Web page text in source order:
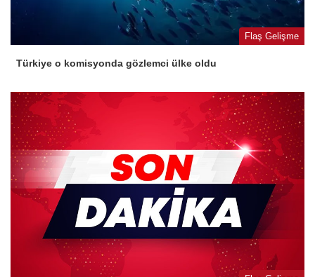
Flaş Gelişme
Türkiye o komisyonda gözlemci ülke oldu